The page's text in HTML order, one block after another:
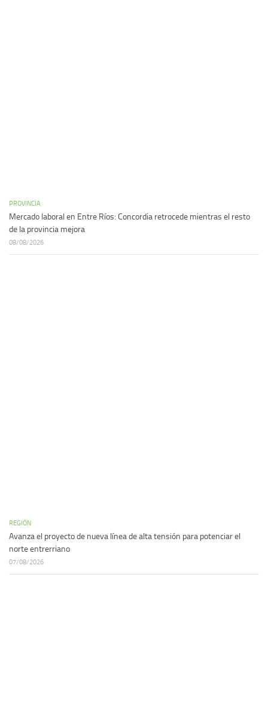
PROVINCIA
Mercado laboral en Entre Ríos: Concordia retrocede mientras el resto
de la provincia mejora
08/08/2026
REGIÓN
Avanza el proyecto de nueva línea de alta tensión para potenciar el
norte entrerriano
07/08/2026